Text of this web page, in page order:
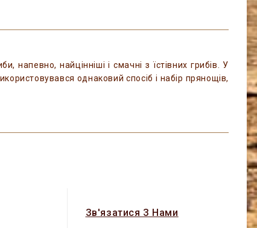
найцінніші і смачні з їстівних грибів. У
однаковий спосіб і набір прянощів,
Зв'язатися З Нами